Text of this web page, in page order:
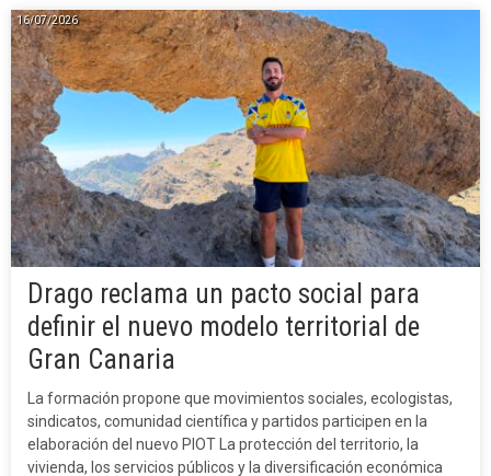
16/07/2026
Drago reclama un pacto social para
definir el nuevo modelo territorial de
Gran Canaria
La formación propone que movimientos sociales, ecologistas,
sindicatos, comunidad científica y partidos participen en la
elaboración del nuevo PIOT La protección del territorio, la
vivienda, los servicios públicos y la diversificación económica